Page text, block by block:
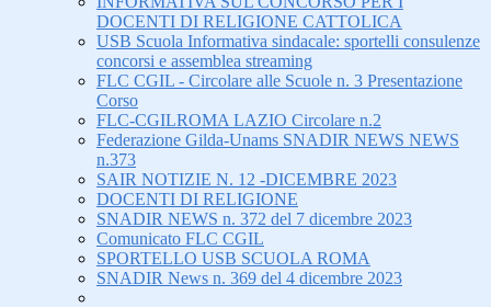
DOCENTI DI RELIGIONE CATTOLICA
USB Scuola Informativa sindacale: sportelli consulenze
concorsi e assemblea streaming
FLC CGIL - Circolare alle Scuole n. 3 Presentazione
Corso
FLC-CGILROMA LAZIO Circolare n.2
Federazione Gilda-Unams SNADIR NEWS NEWS
n.373
SAIR NOTIZIE N. 12 -DICEMBRE 2023
DOCENTI DI RELIGIONE
SNADIR NEWS n. 372 del 7 dicembre 2023
Comunicato FLC CGIL
SPORTELLO USB SCUOLA ROMA
SNADIR News n. 369 del 4 dicembre 2023